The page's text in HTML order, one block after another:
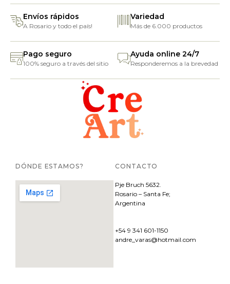
Envíos rápidos
A Rosario y todo el país!
Variedad
Más de 6.000 productos
Pago seguro
100% seguro a través del sitio
Ayuda online 24/7
Responderemos a la brevedad
DÓNDE ESTAMOS? CONTACTO
Pje Bruch 5632.
Rosario – Santa Fe;
Argentina
+54 9 341 601-1150
andre_varas@hotmail.com